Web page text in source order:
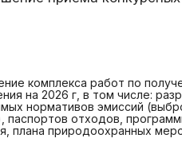
комплекса работ по
на 2026 г, в том числе:
нормативов эмиссий
паспортов отходов,
плана природоохранных